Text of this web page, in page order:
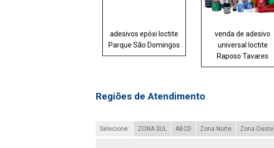
adesivos epóxi loctite
Parque São Domingos
venda de adesivo
universal loctite
Raposo Tavares
Regiões de Atendimento
Selecione: ZONA SUL ABCD Zona Norte Zona Oeste